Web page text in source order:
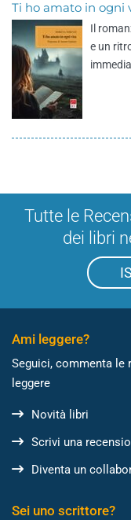
Ti ho amato in ogni
Il
e un
Tutte le
dei libri
Ami leggere?
Seguici, commenta
leggere
Novità libri
Scrivi una
Diventa un
Sei uno scrittore?